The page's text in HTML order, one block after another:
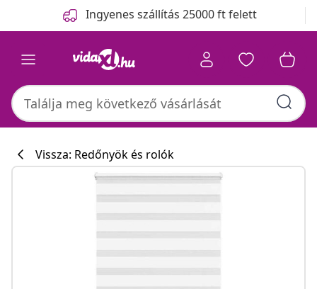
Ingyenes szállítás 25000 ft felett
Vissza: Redőnyök és rolók